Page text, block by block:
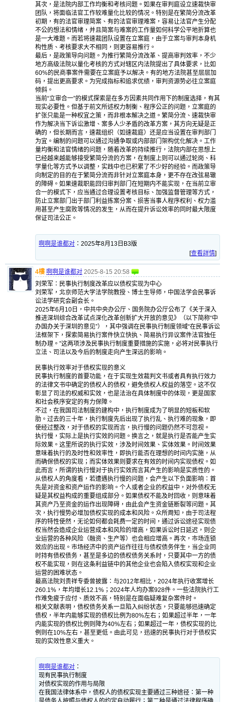
其次，是法院内部工作均衡和考核问题。如果在审判庭设立速裁快审
团队，将面临法官工作较难量化比较的情况。特别是在繁简分流改革
初期，有的法官审理简案、有的法官审理难案，容易让法官产生分配
不公的想法和情绪，并且简案与难案的工作量如何科学公平地折算也
是一大难题。而若将速裁团队设置在立案庭，由于立案与审判本身机
构性质、考核要求大不相同，则更容易推行。
最后，是政策导向问题。为推行繁简分流改革、提高审判效率，不少
地方高级法院以量化考核的方式对辖区内法院提出了具体要求，比如
60%的民商事案件需要在立案庭予以解决。有的地方法院甚至层层加
码，提出更高要求。为完成指标和追求优绩，审判资源势必往立案庭
倾斜。
当前“立审合一”的模式探索是在多方因素共同作用下的制度选择，有其
现实必要性。但基于前文所述权力制衡、程序公正的问题，立案庭的
扩张只能是一种权宜之策，而非根本解决之道。繁简分流、速裁快审
作为解决当下诉讼激增、案多人少矛盾的改革方案，其方向无疑是正
确的，但长期而言，速裁组织（如速裁庭）还是应当设置在审判部门
为宜。编制的问题可以通过沟通争取或内部部门架构优化解决。工作
量均衡和法官情绪的问题，随着改革的持续推行，法院内部在思想上
已经越来越能够接受繁简分流的方案，在制度上则可以通过轮岗、科
学量化等方式予以调整，实践中也已积累了不少好的经验。而政策导
向制定的目的在于繁简分流而非针对立案庭本身，更不存在改弦易辙
的障碍。如果速裁职能回归审判部门在短期内不能实现，在当前立审
合一的模式下，应当通过合理设置考核目标、加强监督管理等方式，
防止立案部门出于部门利益拣案分案、损害当事人程序权利、权力滥
用甚至产生腐败等情况的发生，从而在提升诉讼效率的同时最大限度
保证司法公正。
啊啊是谁都对 ： 2025年8月13日B3版
[查看詳情]
4樓 啊啊是谁都对 2025-8-15 20:58
刘荣军：民事执行制度改革应以债权实现为中心
刘荣军，北京师范大学法学院教授、博士生导师，中国法学会民事诉
讼法学研究会副会长。
2025年6月10日，中共中央办公厅、国务院办公厅公布了《关于深入
推进深圳综合改革试点深化改革创新扩大开放的意见》（以下简称“中
办国办关于深圳的意见”），其中强调在民事执行制度领域“在民事诉讼
法框架下，探索简易执行案件快立快执、简易执行异议案件法官独任
制办理。”这两项涉及民事执行制度重要措施的实施，必将对民事执行
立法、司法以及今后的制度走向产生深远的影响。
民事执行效率对于债权实现的意义
民事执行制度的首要功能，在于实现生效裁判文书或者具有执行效力
的法律文书中确定的债权人的债权，避免债权人权益的落空。这不仅
彰显了司法的权威和实效，也是法治在具体制度中的体现，更是国家
和社会秩序安定的有力保障。
不过，在我国司法制度的建构中，执行制度成为了明显的短板和软
肋。过去的三十年，执行制度先后出现了执行乱、执行难的现象，即
使经过整改，对于债权的实现而言，执行慢的问题仍然不可忽视。
执行慢，实际上是执行实效的问题。换言之，就是执行是否能产生实
际效果。这里所说的执行实效，涉及时间效果、实体效果。时间效果
意味着执行的及时性和效率性，即执行能否在理想的时间内实施，从
而确保债权的实现；而实体效果则要求在有效的时间内实现债权。如
此而言，所谓的执行慢对于执行实效而言其产生的影响是实质性的。
从债权人的角度看，若遭遇执行慢的问题，会产生以下负面影响：首
先是对资金和资产运作的影响。个人或者企业的权益中，对外债权无
疑是其权益构成的重要组成部分。如果债权不能及时回收，则意味着
其资产乃至资金的运作出现障碍，由此会产生资金链断裂等问题。其
次，执行慢势必增加债权实现的成本和风险。众所周知，由于司法程
序的特性使然，无论如何都会耗费一定的时间，通过诉讼途径实现债
权当然会造成企业运营成本和风险的增高，如果诉讼时日延迟，则企
业运营的各种风险（融资、生产等）也会相应增高。再次，市场连锁
效应的出现。市场经济中的资产运作往往与债权债务伴生，当企业同
时持有债权债务，甚至是多边的债权债务关系时，只要其中一方的债
权不能实现，则在这条利益链中的其他企业也会陷入债权实现和企业
运营的困难状态。
最高法院刘贵祥专委曾披露：与2012年相比，2024年执行收案增长
260.1%，年均增长12.1%；2024年人均办案928件。一些法院执行工
作难免疲于应付、质效不高，特别是在面临疑难复杂案件时。
相关文献表明，债权债务关系一旦陷入纠纷状态，只要能够迅速确定
债权，半年内能够实现的债权比例为80%左右；如果超过半年，一年
内能实现的债权比例则降为40%左右；如果超过一年，债权实现的比
例则在10%左右，甚至更低。由此可见，迅速的民事执行对于债权实
现的实效性意义重大。
啊啊是谁都对 ：
现有民事执行制度
对债权实现的作用与局限
在我国法律体系中，债权人的债权实现主要通过三种途径：第一种